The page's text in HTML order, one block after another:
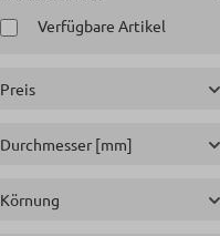
Verfügbare Artikel
Preis
Durchmesser [mm]
Körnung